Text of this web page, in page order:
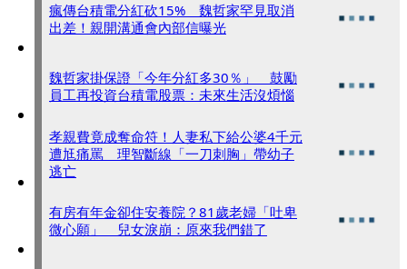
瘋傳台積電分紅砍15% 魏哲家罕見取消
出差！親開溝通會內部信曝光
魏哲家掛保證「今年分紅多30％」 鼓勵
員工再投資台積電股票：未來生活沒煩惱
孝親費竟成奪命符！人妻私下給公婆4千元
遭尪痛罵 理智斷線「一刀刺胸」帶幼子
逃亡
有房有年金卻住安養院？81歲老婦「吐卑
微心願」 兒女淚崩：原來我們錯了